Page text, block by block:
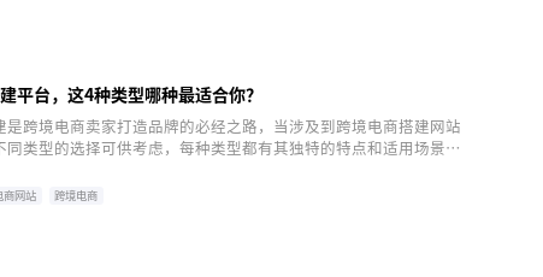
平台，这4种类型哪种最适合你？
是跨境电商卖家打造品牌的必经之路，当涉及到跨境电商搭建网站
同类型的选择可供考虑，每种类型都有其独特的特点和适用场景，
全面的了解。
商网站 跨境电商